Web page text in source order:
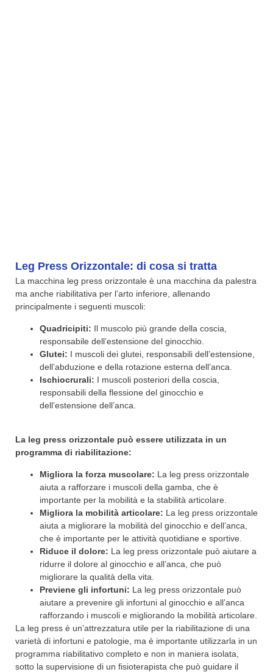
Leg Press Orizzontale: di cosa si tratta
La macchina leg press orizzontale è una macchina da palestra
ma anche riabilitativa per l’arto inferiore, allenando
principalmente i seguenti muscoli:
Quadricipiti: Il muscolo più grande della coscia,
responsabile dell’estensione del ginocchio.
Glutei: I muscoli dei glutei, responsabili dell’estensione,
dell’abduzione e della rotazione esterna dell’anca.
Ischiocrurali: I muscoli posteriori della coscia,
responsabili della flessione del ginocchio e
dell’estensione dell’anca.
La leg press orizzontale può essere utilizzata in un
programma di riabilitazione:
Migliora la forza muscolare: La leg press orizzontale
aiuta a rafforzare i muscoli della gamba, che è
importante per la mobilità e la stabilità articolare.
Migliora la mobilità articolare: La leg press orizzontale
aiuta a migliorare la mobilità del ginocchio e dell’anca,
che è importante per le attività quotidiane e sportive.
Riduce il dolore: La leg press orizzontale può aiutare a
ridurre il dolore al ginocchio e all’anca, che può
migliorare la qualità della vita.
Previene gli infortuni: La leg press orizzontale può
aiutare a prevenire gli infortuni al ginocchio e all’anca
rafforzando i muscoli e migliorando la mobilità articolare.
La leg press è un’attrezzatura utile per la riabilitazione di una
varietà di infortuni e patologie, ma è importante utilizzarla in un
programma riabilitativo completo e non in maniera isolata,
sotto la supervisione di un fisioterapista che può guidare il